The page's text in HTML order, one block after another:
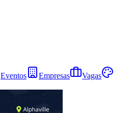
Eventos Empresas
Vagas